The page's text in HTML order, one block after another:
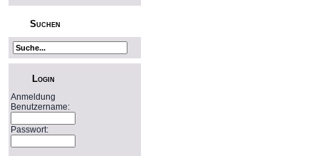
Suchen
Login
Anmeldung
Benutzername:
Passwort: